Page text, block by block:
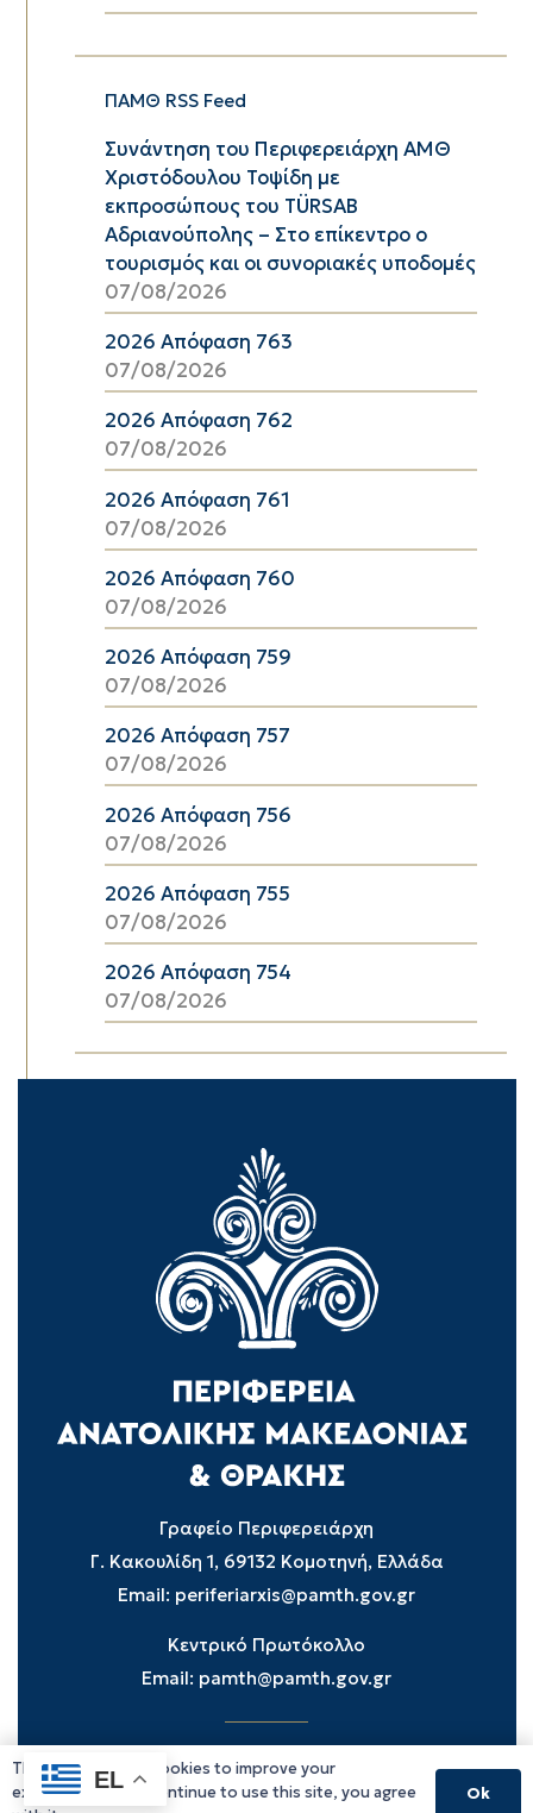
ΠΑΜΘ RSS Feed
Συνάντηση του Περιφερειάρχη ΑΜΘ
Χριστόδουλου Τοψίδη με
εκπροσώπους του TÜRSAB
Αδριανούπολης – Στο επίκεντρο ο
τουρισμός και οι συνοριακές υποδομές
07/08/2026
2026 Απόφαση 763
07/08/2026
2026 Απόφαση 762
07/08/2026
2026 Απόφαση 761
07/08/2026
2026 Απόφαση 760
07/08/2026
2026 Απόφαση 759
07/08/2026
2026 Απόφαση 757
07/08/2026
2026 Απόφαση 756
07/08/2026
2026 Απόφαση 755
07/08/2026
2026 Απόφαση 754
07/08/2026
Γραφείο Περιφερειάρχη
Γ. Κακουλίδη 1, 69132 Κομοτηνή, Ελλάδα
Email: periferiarxis@pamth.gov.gr
Κεντρικό Πρωτόκολλο
Email: pamth@pamth.gov.gr
Υπηρεσίες Δράμας
Υπηρεσίες Καβάλας
EL
This website uses cookies to improve your
experience. If you continue to use this site, you agree
Ok